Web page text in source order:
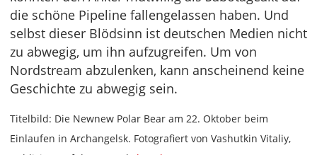
die schöne Pipeline fallengelassen haben. Und
selbst dieser Blödsinn ist deutschen Medien nicht
zu abwegig, um ihn aufzugreifen. Um von
Nordstream abzulenken, kann anscheinend keine
Geschichte zu abwegig sein.
Titelbild: Die Newnew Polar Bear am 22. Oktober beim
Einlaufen in Archangelsk. Fotografiert von Vashutkin Vitaliy,